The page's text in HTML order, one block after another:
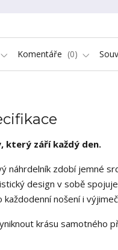
Komentáře 0
který září každý den.
náhrdelník zdobí jemné
design v sobě
nošení i
krásu samotného